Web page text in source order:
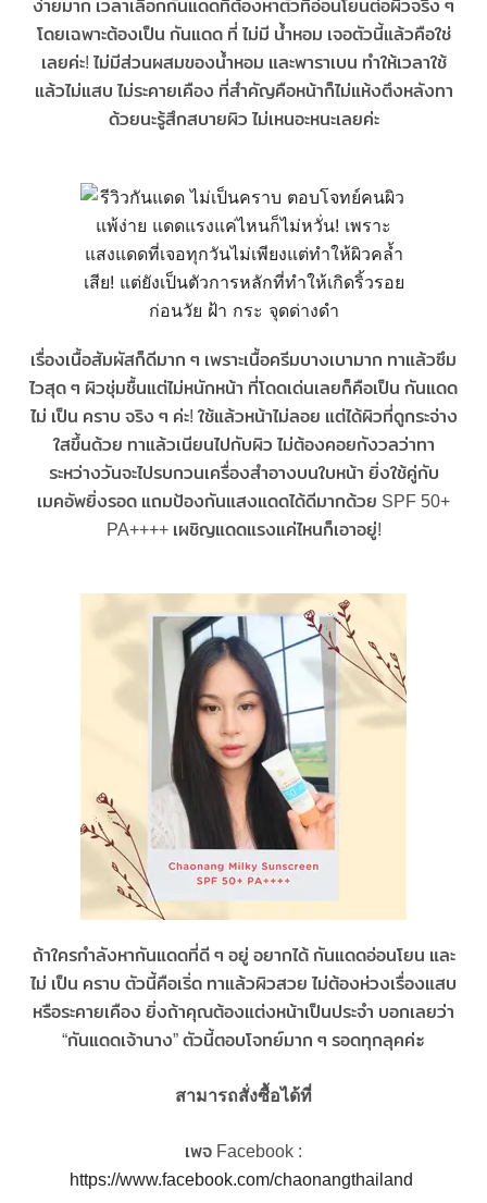
ง่ายมาก เวลาเลือกกันแดดทีต้องหาตัวที่อ่อนโยนต่อผิวจริง ๆ
โดยเฉพาะต้องเป็น กันแดด ที่ ไม่มี น้ำหอม เจอตัวนี้แล้วคือใช่
เลยค่ะ! ไม่มีส่วนผสมของน้ำหอม และพาราเบน ทำให้เวลาใช้
แล้วไม่แสบ ไม่ระคายเคือง ที่สำคัญคือหน้าก็ไม่แห้งตึงหลังทา
ด้วยนะรู้สึกสบายผิว ไม่เหนอะหนะเลยค่ะ
เรื่องเนื้อสัมผัสก็ดีมาก ๆ เพราะเนื้อครีมบางเบามาก ทาแล้วซึม
ไวสุด ๆ ผิวชุ่มชื้นแต่ไม่หนักหน้า ที่โดดเด่นเลยก็คือเป็น กันแดด
ไม่ เป็น คราบ จริง ๆ ค่ะ! ใช้แล้วหน้าไม่ลอย แต่ได้ผิวที่ดูกระจ่าง
ใสขึ้นด้วย ทาแล้วเนียนไปกับผิว ไม่ต้องคอยกังวลว่าทา
ระหว่างวันจะไปรบกวนเครื่องสำอางบนใบหน้า ยิ่งใช้คู่กับ
เมคอัพยิ่งรอด แถมป้องกันแสงแดดได้ดีมากด้วย SPF 50+
PA++++ เผชิญแดดแรงแค่ไหนก็เอาอยู่!
ถ้าใครกำลังหากันแดดที่ดี ๆ อยู่ อยากได้ กันแดดอ่อนโยน และ
ไม่ เป็น คราบ ตัวนี้คือเริ่ด ทาแล้วผิวสวย ไม่ต้องห่วงเรื่องแสบ
หรือระคายเคือง ยิ่งถ้าคุณต้องแต่งหน้าเป็นประจำ บอกเลยว่า
“กันแดดเจ้านาง” ตัวนี้ตอบโจทย์มาก ๆ รอดทุกลุคค่ะ
สามารถสั่งซื้อได้ที่
เพจ Facebook :
https://www.facebook.com/chaonangthailand